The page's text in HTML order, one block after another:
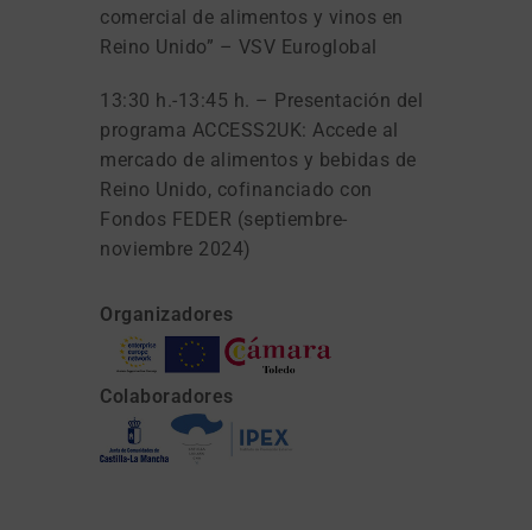
comercial de alimentos y vinos en
Reino Unido” – VSV Euroglobal
13:30 h.-13:45 h. – Presentación del
programa ACCESS2UK: Accede al
mercado de alimentos y bebidas de
Reino Unido, cofinanciado con
Fondos FEDER (septiembre-
noviembre 2024)
Organizadores
Colaboradores